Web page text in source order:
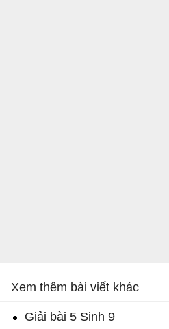
Xem thêm bài viết khác
Giải bài 5 Sinh 9